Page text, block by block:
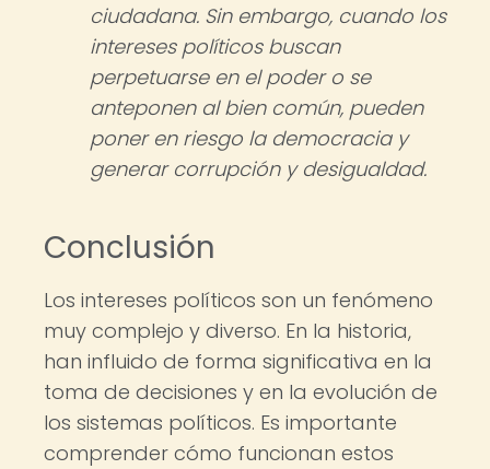
ciudadana. Sin embargo, cuando los
intereses políticos buscan
perpetuarse en el poder o se
anteponen al bien común, pueden
poner en riesgo la democracia y
generar corrupción y desigualdad.
Conclusión
Los intereses políticos son un fenómeno
muy complejo y diverso. En la historia,
han influido de forma significativa en la
toma de decisiones y en la evolución de
los sistemas políticos. Es importante
comprender cómo funcionan estos